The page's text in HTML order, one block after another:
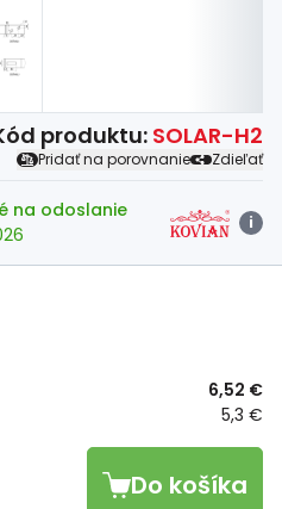
produktu:SOLAR-H2
Pridať na porovnanie Zdieľať
na odoslanie
i
5,3 €
6,52 €
Do košíka